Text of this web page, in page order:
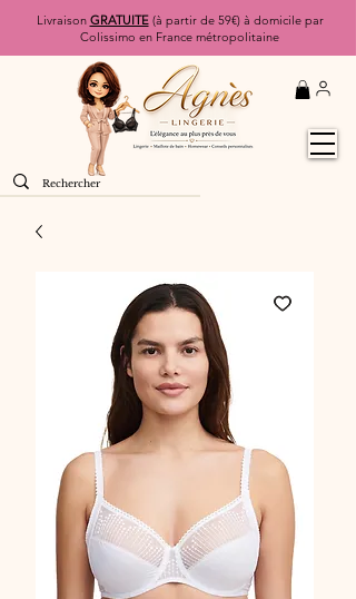
Livraison GRATUITE(à partir de 59€) à domicile par
Colissimo en France métropolitaine